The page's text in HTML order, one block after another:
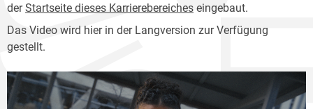
derStartseite dieses Karrierebereiches eingebaut.
Das Video wird hier in der Langversion zur Verfügung
gestellt.